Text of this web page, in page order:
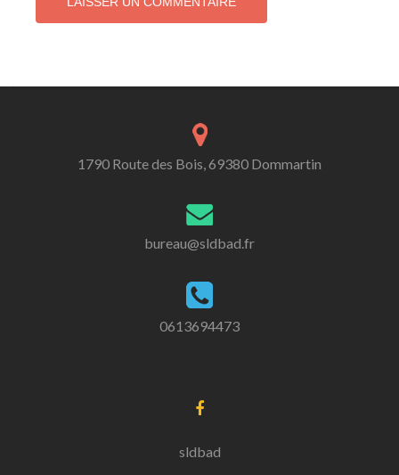
1790 Route des Bois, 69380 Dommartin
bureau@sldbad.fr
0613694473
sldbad